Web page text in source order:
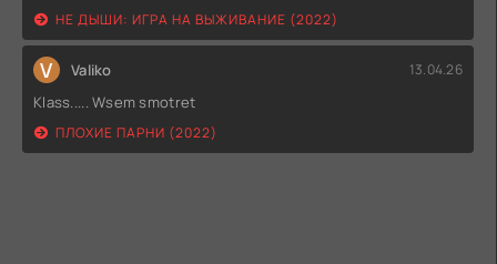
НЕ ДЫШИ: ИГРА НА ВЫЖИВАНИЕ (2022)
V Valiko 13.04.26
Klass..... Wsem smotret
ПЛОХИЕ ПАРНИ (2022)